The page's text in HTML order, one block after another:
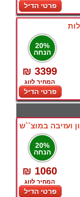
פרטי הדיל
20%
הנחה
₪ 3399
המחיר לזוג
פרטי הדיל
20%
הנחה
₪ 1060
המחיר לזוג
פרטי הדיל